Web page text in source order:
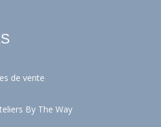
de vente
By The Way